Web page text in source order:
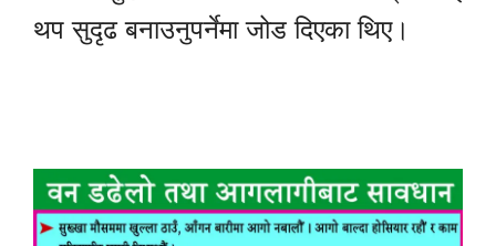
थप सुदृढ बनाउनुपर्नेमा जोड दिएका थिए।